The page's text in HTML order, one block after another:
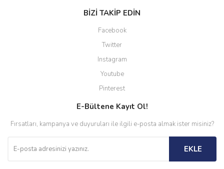
BİZİ TAKİP EDİN
Facebook
Twitter
Instagram
Youtube
Pinterest
E-Bültene Kayıt Ol!
Fırsatları, kampanya ve duyuruları ile ilgili e-posta almak ister misiniz?
EKLE